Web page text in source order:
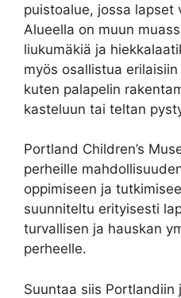
puistoalue, jossa lapset
Alueella on muun
liukumäkiä ja
myös osallistua
kuten palapelin
kasteluun tai teltan
Portland Children’s
perheille
oppimiseen ja
suunniteltu erityisesti
turvallisen ja hauskan
perheelle.
Suuntaa siis Portlandiin